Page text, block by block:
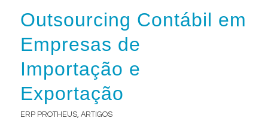
Outsourcing Contábil em
Empresas de
Importação e
Exportação
ERP PROTHEUS, ARTIGOS